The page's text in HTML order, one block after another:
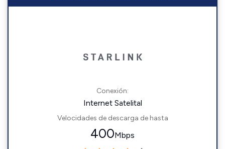
Conexión:
Internet Satelital
Velocidades de descarga de hasta
400Mbps